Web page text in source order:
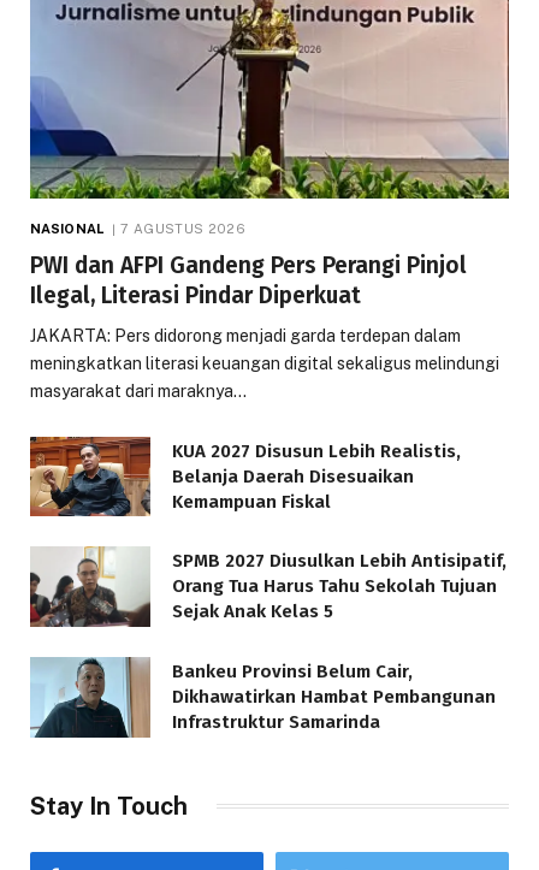
NASIONAL 7 AGUSTUS 2026
PWI dan AFPI Gandeng Pers Perangi Pinjol
Ilegal, Literasi Pindar Diperkuat
JAKARTA: Pers didorong menjadi garda terdepan dalam
meningkatkan literasi keuangan digital sekaligus melindungi
masyarakat dari maraknya…
KUA 2027 Disusun Lebih Realistis,
Belanja Daerah Disesuaikan
Kemampuan Fiskal
SPMB 2027 Diusulkan Lebih Antisipatif,
Orang Tua Harus Tahu Sekolah Tujuan
Sejak Anak Kelas 5
Bankeu Provinsi Belum Cair,
Dikhawatirkan Hambat Pembangunan
Infrastruktur Samarinda
Stay In Touch